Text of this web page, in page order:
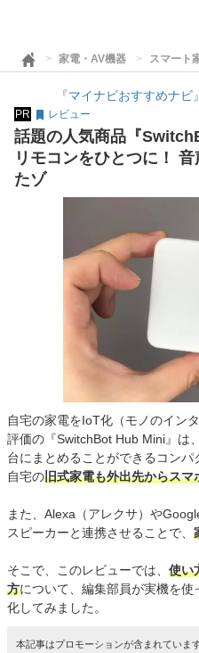
家電・AV機器 スマート
『マイナビおすすめナ
PR レビュー
話題の人気商品『
リモコンをひとつに！
たゾ
自宅の家電をIoT化（モノのイン
評価の『SwitchBot Hub Mini』は
台にまとめることができるコンパ
自宅の旧式家電も外出先からスマ
また、Alexa（アレクサ）や
スピーカーと連携させることで、
そこで、このレビューでは、 使い
方について、編集部員が実機を
化してみました。
本記事はプロモーションが含まれていま